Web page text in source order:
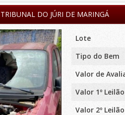
DO JÚRI DE MARINGÁ
Lote
Tipo do Bem
Valor de
Valor 1º Leilão
Valor 2º Leilão